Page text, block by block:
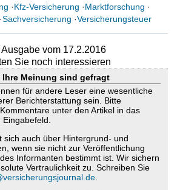
·Kfz-Versicherung ·Marktforschung ·
·Sachversicherung ·Versicherungsteuer
vom 17.2.2016
Sie noch interessieren
Ihre Meinung sind gefragt
für andere Leser eine wesentliche
Berichterstattung sein. Bitte
unter den Artikel in das
sich auch über Hintergrund- und
wenn sie nicht zur Veröffentlichung
Informanten bestimmt ist. Wir sichern
Vertraulichkeit zu. Schreiben Sie